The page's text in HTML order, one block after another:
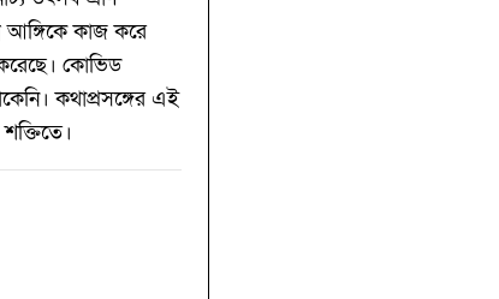
আঙ্গিকে কাজ করে
কোভিড
কথাপ্রসঙ্গের এই